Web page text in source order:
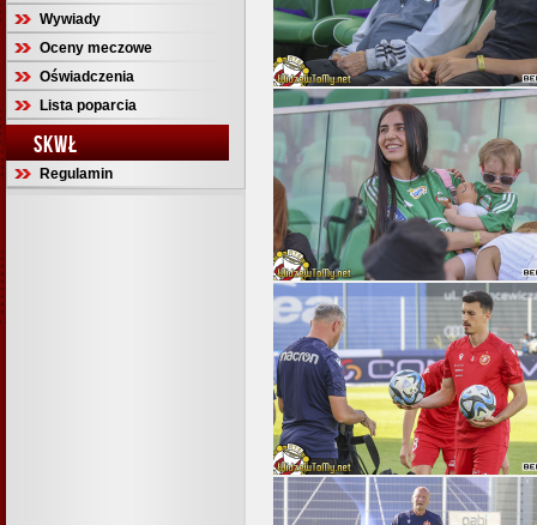
Wywiady
Oceny meczowe
Oświadczenia
Lista poparcia
SKWŁ
Regulamin